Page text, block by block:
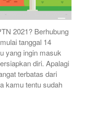
2021? Berhubung
tanggal 14
yang ingin masuk
diri. Apalagi
terbatas dari
kamu tentu sudah